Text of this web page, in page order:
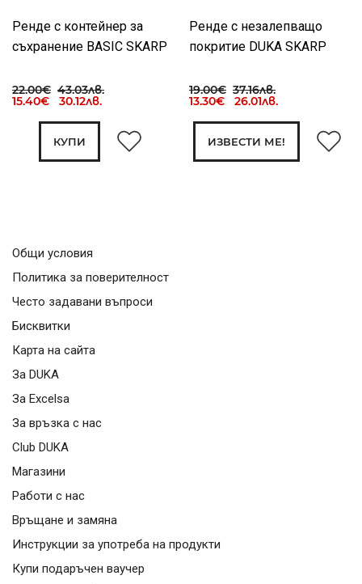
Ренде с контейнер за
съхранение BASIC SKARP
22.00€ 43.03лв.
15.40€ 30.12лв.
КУПИ
Ренде с незалепващо
покритие DUKA SKARP
19.00€ 37.16лв.
13.30€ 26.01лв.
ИЗВЕСТИ МЕ!
Общи условия
Политика за поверителност
Често задавани въпроси
Бисквитки
Карта на сайта
За DUKA
За Excelsa
За връзка с нас
Club DUKA
Магазини
Работи с нас
Връщане и замяна
Инструкции за употреба на продукти
Купи подаръчен ваучер